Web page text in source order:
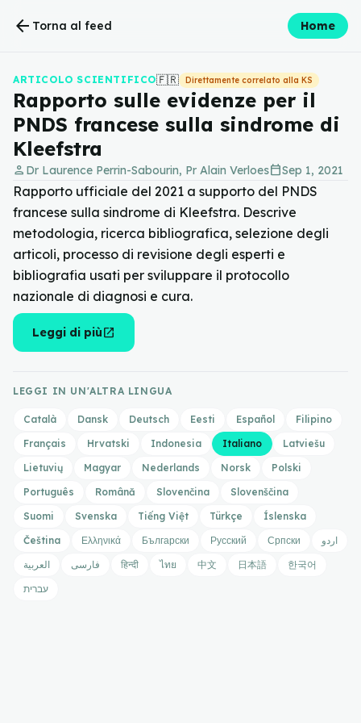
arrow_back Torna al feed Home
ARTICOLO SCIENTIFICO🇫🇷 Direttamente correlato alla KS
Rapporto sulle evidenze per il
PNDS francese sulla sindrome di
Kleefstra
person Dr Laurence Perrin-Sabourin, Pr Alain Verloescalendar_todaySep 1, 2021
Rapporto ufficiale del 2021 a supporto del PNDS
francese sulla sindrome di Kleefstra. Descrive
metodologia, ricerca bibliografica, selezione degli
articoli, processo di revisione degli esperti e
bibliografia usati per sviluppare il protocollo
nazionale di diagnosi e cura.
Leggi di piùopen_in_new
LEGGI IN UN'ALTRA LINGUA
Català Dansk Deutsch Eesti Español
Filipino
Français
Hrvatski Indonesia Italiano
Latviešu
Lietuvių
Magyar Nederlands Norsk
Polski
Português
Română Slovenčina
Slovenščina
Suomi
Svenska Tiếng Việt Türkçe
Íslenska
Čeština
Ελληνικά Български Русский Српски
اردو
العربية
فارسی हिन्दी ไทย 中文 日本語
한국어
עברית